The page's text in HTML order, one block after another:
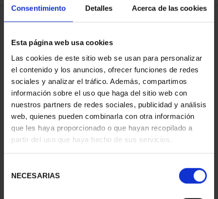
Consentimiento Detalles Acerca de las cookies
Esta página web usa cookies
Las cookies de este sitio web se usan para personalizar
el contenido y los anuncios, ofrecer funciones de redes
sociales y analizar el tráfico. Además, compartimos
información sobre el uso que haga del sitio web con
nuestros partners de redes sociales, publicidad y análisis
web, quienes pueden combinarla con otra información
que les haya proporcionado o que hayan recopilado a
partir del uso que haya hecho de sus servicios.
NECESARIAS
1 Productos encontrados
73,00 €